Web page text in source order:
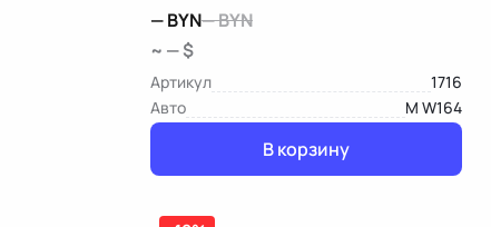
—BYN—BYN
~ — $
Артикул
1716
Авто
M W164
В корзину